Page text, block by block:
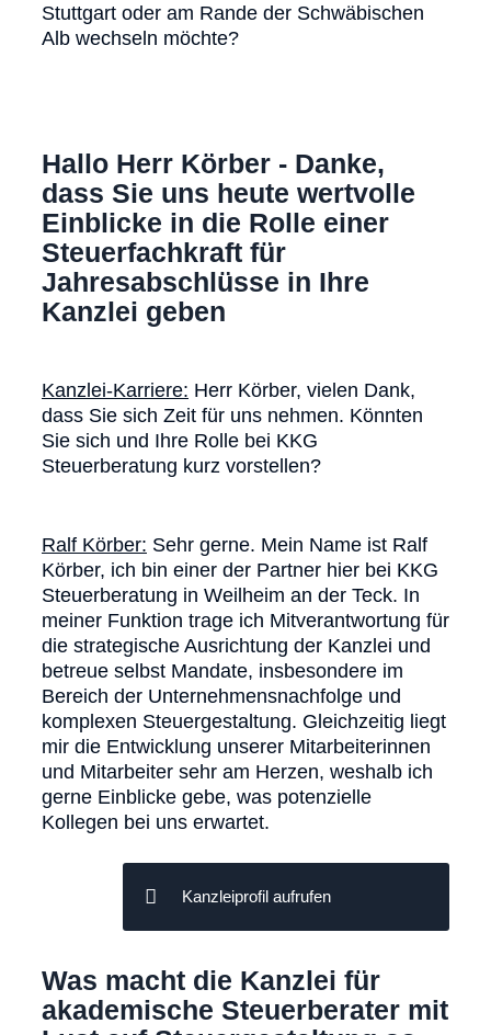
Stuttgart oder am Rande der Schwäbischen
Alb wechseln möchte?
Hallo Herr Körber - Danke,
dass Sie uns heute wertvolle
Einblicke in die Rolle einer
Steuerfachkraft für
Jahresabschlüsse in Ihre
Kanzlei geben
Kanzlei-Karriere: Herr Körber, vielen Dank,
dass Sie sich Zeit für uns nehmen. Könnten
Sie sich und Ihre Rolle bei KKG
Steuerberatung kurz vorstellen?
Ralf Körber: Sehr gerne. Mein Name ist Ralf
Körber, ich bin einer der Partner hier bei KKG
Steuerberatung in Weilheim an der Teck. In
meiner Funktion trage ich Mitverantwortung für
die strategische Ausrichtung der Kanzlei und
betreue selbst Mandate, insbesondere im
Bereich der Unternehmensnachfolge und
komplexen Steuergestaltung. Gleichzeitig liegt
mir die Entwicklung unserer Mitarbeiterinnen
und Mitarbeiter sehr am Herzen, weshalb ich
gerne Einblicke gebe, was potenzielle
Kollegen bei uns erwartet.
Kanzleiprofil aufrufen
Was macht die Kanzlei für
akademische Steuerberater mit